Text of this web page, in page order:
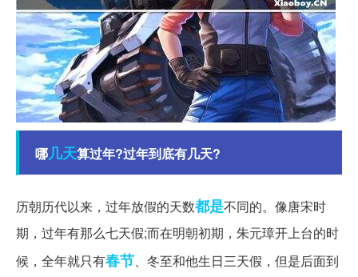
哪几天算过年?过年到底有几天?
历朝历代以来，过年放假的天数都是不同的。像唐宋时
期，过年有那么七天假;而在明朝初期，朱元璋开上台的时
候，全年就只有春节、冬至和他生日三天假，但是后面到